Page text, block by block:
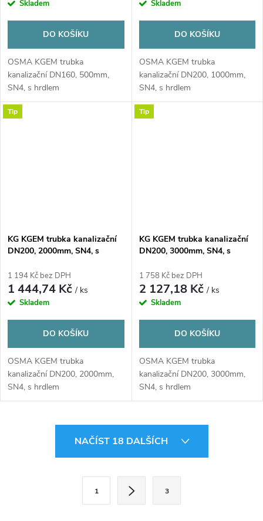
Skladem
DO KOŠÍKU
OSMA KGEM trubka
kanalizační DN160, 500mm,
SN4, s hrdlem
Skladem
DO KOŠÍKU
OSMA KGEM trubka
kanalizační DN200, 1000mm,
SN4, s hrdlem
Tip
KG KGEM trubka kanalizační
DN200, 2000mm, SN4, s
1 194 Kč bez DPH
1 444,74 Kč/ ks
Skladem
DO KOŠÍKU
OSMA KGEM trubka
kanalizační DN200, 2000mm,
SN4, s hrdlem
Tip
KG KGEM trubka kanalizační
DN200, 3000mm, SN4, s
1 758 Kč bez DPH
2 127,18 Kč/ ks
Skladem
DO KOŠÍKU
OSMA KGEM trubka
kanalizační DN200, 3000mm,
SN4, s hrdlem
NAČÍST 18 DALŠÍCH
1 3